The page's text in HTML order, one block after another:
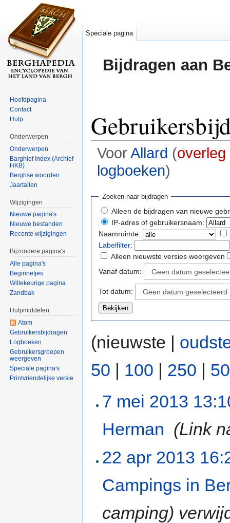
Bijdragen aan
VoorAllard (overleg
logboeken)
Zoeken naar bijdragen
Alleen de bijdragen van nieuwe
IP-adres of gebruikersnaam:
Naamruimte:
Labelfilter:
Alleen nieuwste versies weergeven
Vanaf datum:
Geen datum
Tot datum: Geen datum geselecteerd
(nieuwste |
50 | 100 | 250 |
7 mei 2013
Herman (Link
22 apr 2013
Campings in
camping)
Speciale pagina
Hoofdpagina
Contact
Hulp
Onderwerpen
Onderwerpen
Barghief Index (Archief
HKB)
Berghse woorden
Jaartallen
Wijzigingen
Nieuwe pagina's
Nieuwe bestanden
Recente wijzigingen
Bijzondere pagina's
Alle pagina's
Beginnetjes
Willekeurige pagina
Zandbak
Hulpmiddelen
Atom
Gebruikersbijdragen
Logboeken
Gebruikersgroepen
weergeven
Speciale pagina's
Printvriendelijke versie